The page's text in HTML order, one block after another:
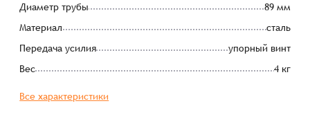
Диаметр трубы
89 мм
Материал
сталь
Передача усилия
упорный винт
Вес
4 кг
Все характеристики